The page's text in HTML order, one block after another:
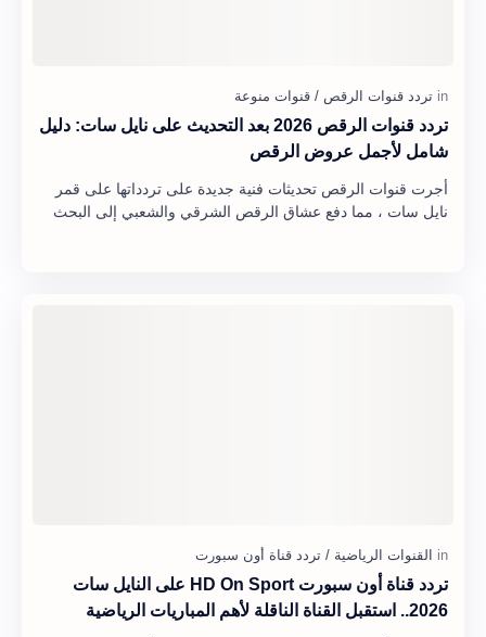
تردد قنوات الرقص 2026 بعد التحديث على نايل سات: دليل
شامل لأجمل عروض الرقص
أجرت قنوات الرقص تحديثات فنية جديدة على تردداتها على قمر
نايل سات ، مما دفع عشاق الرقص الشرقي والشعبي إلى البحث
تردد قناة أون سبورت HD On Sport على النايل سات
2026.. استقبل القناة الناقلة لأهم المباريات الرياضية